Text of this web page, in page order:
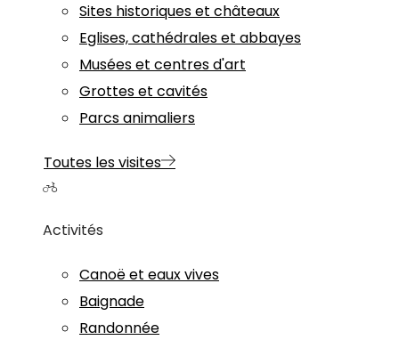
Sites historiques et châteaux
Eglises, cathédrales et abbayes
Musées et centres d'art
Grottes et cavités
Parcs animaliers
Toutes les visites
Activités
Canoë et eaux vives
Baignade
Randonnée